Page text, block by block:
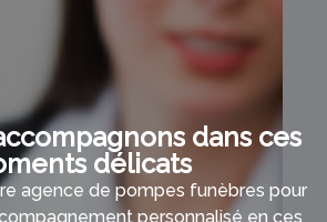
dans ces
délicats
agence de pompes funèbres pour
personnalisé en ces